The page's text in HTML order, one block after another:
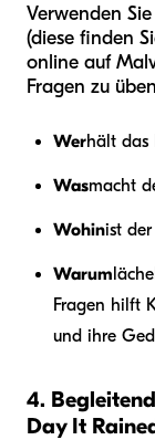
Verwenden
(diese finden
online auf
Fragen zu
Werhält das
Wasmacht
Wohinist
Warum
Fragen hilft
und ihre
4.
Day It